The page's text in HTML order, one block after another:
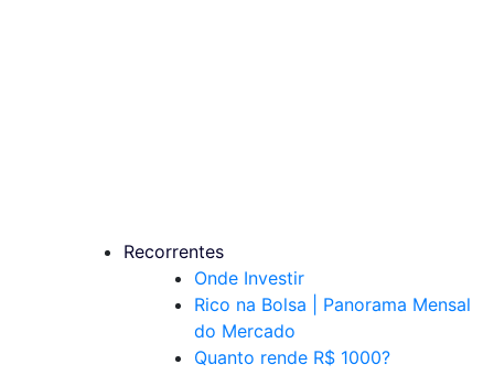
Recorrentes
Onde Investir
Rico na Bolsa | Panorama Mensal
do Mercado
Quanto rende R$ 1000?